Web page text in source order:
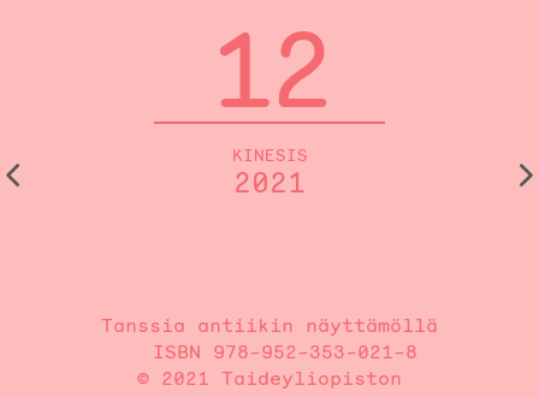
12
KINESIS
2021
Tanssia antiikin näyttämöllä
ISBN 978-952-353-021-8
© 2021 Taideyliopiston